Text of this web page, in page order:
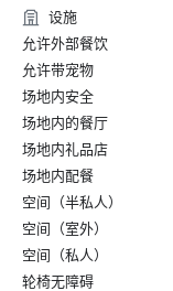
设施
允许外部餐饮
允许带宠物
场地内安全
场地内的餐厅
场地内礼品店
场地内配餐
空间（半私人）
空间（室外）
空间（私人）
轮椅无障碍